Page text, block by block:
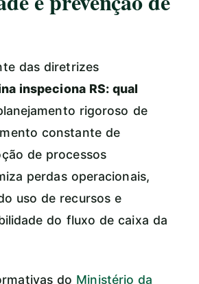
das diretrizes
inspeciona RS: qual
rigoroso de
constante de
de processos
perdas operacionais,
uso de recursos e
do fluxo de caixa da
do Ministério da